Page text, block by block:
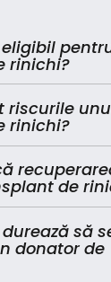
eligibil
rinichi?
riscurile
rinichi?
de
să
donator de